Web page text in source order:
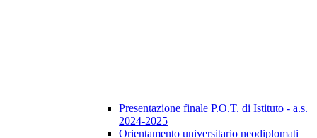
Presentazione finale P.O.T. di Istituto - a.s.
2024-2025
Orientamento universitario neodiplomati